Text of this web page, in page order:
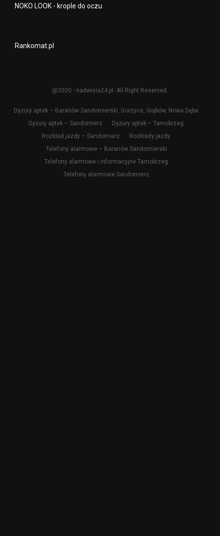
NOKO LOOK - krople do oczu
Rankomat.pl
@2020 - nadwisla24.pl. All Right Reserved.
Dyżury aptek – Baranów Sandomierski, Gorzyce, Grębów, Nowa Dęba
Dyżury aptek – Sandomierz
Dyżury aptek – Tarnobrzeg
Rozkład jazdy – Sandomierz
Rozkłady jazdy
Telefony alarmowe – Baranów Sandomierski
Telefony alarmowe i informacyjne Tarnobrzeg
Telefony alarmowe Sandomierz